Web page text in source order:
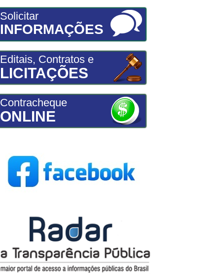
Solicitar
INFORMAÇÕES
Editais, Contratos e
LICITAÇÕES
Contracheque
ONLINE